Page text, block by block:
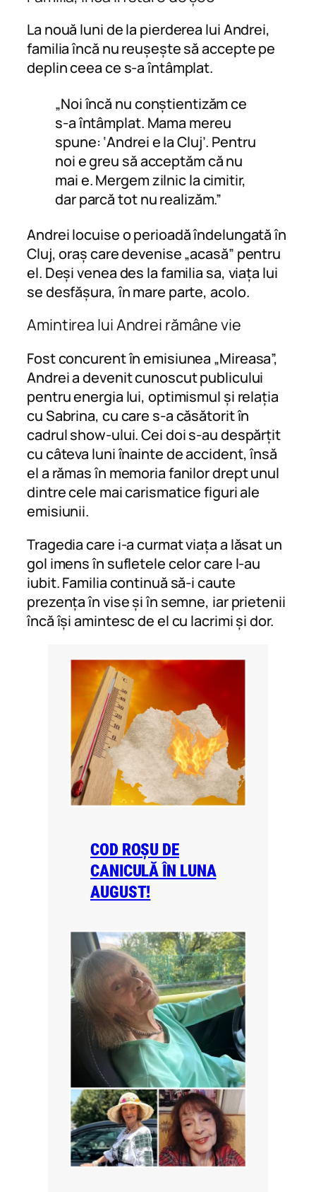
La nouă luni de la pierderea lui Andrei,
familia încă nu reușește să accepte pe
deplin ceea ce s-a întâmplat.
„Noi încă nu conștientizăm ce
s-a întâmplat. Mama mereu
spune: ‘Andrei e la Cluj’. Pentru
noi e greu să acceptăm că nu
mai e. Mergem zilnic la cimitir,
dar parcă tot nu realizăm.”
Andrei locuise o perioadă îndelungată în
Cluj, oraș care devenise „acasă” pentru
el. Deși venea des la familia sa, viața lui
se desfășura, în mare parte, acolo.
Amintirea lui Andrei rămâne vie
Fost concurent în emisiunea „Mireasa”,
Andrei a devenit cunoscut publicului
pentru energia lui, optimismul și relația
cu Sabrina, cu care s-a căsătorit în
cadrul show-ului. Cei doi s-au despărțit
cu câteva luni înainte de accident, însă
el a rămas în memoria fanilor drept unul
dintre cele mai carismatice figuri ale
emisiunii.
Tragedia care i-a curmat viața a lăsat un
gol imens în sufletele celor care l-au
iubit. Familia continuă să-i caute
prezența în vise și în semne, iar prietenii
încă își amintesc de el cu lacrimi și dor.
COD ROȘU DE
CANICULĂ ÎN LUNA
AUGUST!